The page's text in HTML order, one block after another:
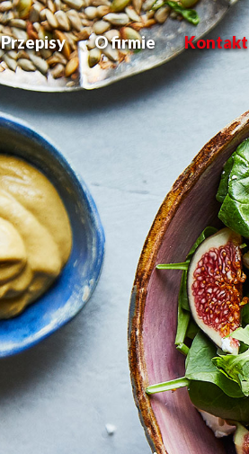
Przepisy O firmie Kontakt